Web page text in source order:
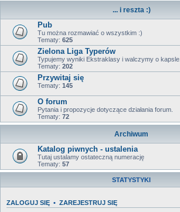
... i reszta :)
Pub
Tu można rozmawiać o wszystkim :)
Tematy: 625
Zielona Liga Typerów
Typujemy wyniki Ekstraklasy i walczymy o kapsle.
Tematy: 202
Przywitaj się
Tematy: 145
O forum
Pytania i propozycje dotyczące działania forum.
Tematy: 72
Archiwum
Katalog piwnych - ustalenia
Tutaj ustalamy ostateczną numerację
Tematy: 57
STATYSTYKI
ZALOGUJ SIĘ • ZAREJESTRUJ SIĘ